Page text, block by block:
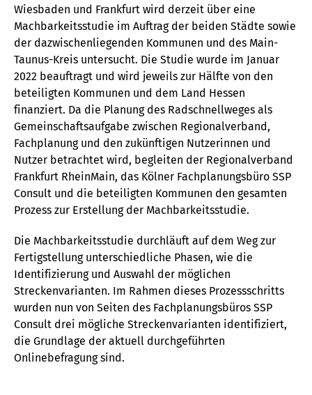
Wiesbaden und Frankfurt wird derzeit über eine
Machbarkeitsstudie im Auftrag der beiden Städte sowie
der dazwischenliegenden Kommunen und des Main-
Taunus-Kreis untersucht. Die Studie wurde im Januar
2022 beauftragt und wird jeweils zur Hälfte von den
beteiligten Kommunen und dem Land Hessen
finanziert. Da die Planung des Radschnellweges als
Gemeinschaftsaufgabe zwischen Regionalverband,
Fachplanung und den zukünftigen Nutzerinnen und
Nutzer betrachtet wird, begleiten der Regionalverband
Frankfurt RheinMain, das Kölner Fachplanungsbüro SSP
Consult und die beteiligten Kommunen den gesamten
Prozess zur Erstellung der Machbarkeitsstudie.
Die Machbarkeitsstudie durchläuft auf dem Weg zur
Fertigstellung unterschiedliche Phasen, wie die
Identifizierung und Auswahl der möglichen
Streckenvarianten. Im Rahmen dieses Prozessschritts
wurden nun von Seiten des Fachplanungsbüros SSP
Consult drei mögliche Streckenvarianten identifiziert,
die Grundlage der aktuell durchgeführten
Onlinebefragung sind.